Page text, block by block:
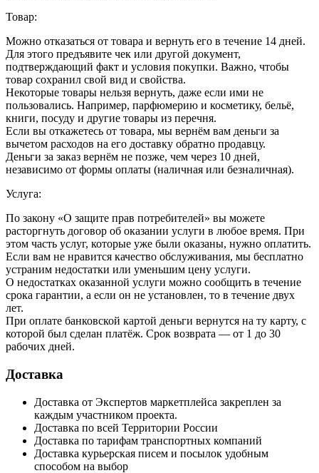
Товар:
Можно отказаться от товара и вернуть его в течение 14 дней.
Для этого предъявите чек или другой документ,
подтверждающий факт и условия покупки. Важно, чтобы
товар сохранил свой вид и свойства.
Некоторые товары нельзя вернуть, даже если ими не
пользовались. Например, парфюмерию и косметику, бельё,
книги, посуду и другие товары из перечня.
Если вы откажетесь от товара, мы вернём вам деньги за
вычетом расходов на его доставку обратно продавцу.
Деньги за заказ вернём не позже, чем через 10 дней,
независимо от формы оплаты (наличная или безналичная).
Услуга:
По закону «О защите прав потребителей» вы можете
расторгнуть договор об оказании услуги в любое время. При
этом часть услуг, которые уже были оказаны, нужно оплатить.
Если вам не нравится качество обслуживания, мы бесплатно
устраним недостатки или уменьшим цену услуги.
О недостатках оказанной услуги можно сообщить в течение
срока гарантии, а если он не установлен, то в течение двух
лет.
При оплате банковской картой деньги вернутся на ту карту, с
которой был сделан платёж. Срок возврата — от 1 до 30
рабочих дней.
Доставка
Доставка от Экспертов маркетплейса закреплен за
каждым участником проекта.
Доставка по всей Территории России
Доставка по тарифам транспортных компаний
Доставка курьерская писем и посылок удобным
способом на выбор